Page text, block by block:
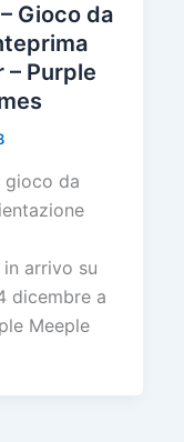
Gioco da
Purple
gioco da
in arrivo su
dicembre a
Meeple